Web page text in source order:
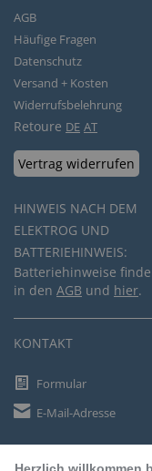
AGB
Häufige Fragen
Datenschutz
Versand + Kosten
Widerrufsbelehrung
Retoure DE AT
Vertrag widerrufen
HINWEIS NACH DEM
ELEKTROG UND
BATTERIEHINWEIS:
Batteriehinweise
in den AGB und hier.
KONTAKT
Formular
E-Mail-Adresse